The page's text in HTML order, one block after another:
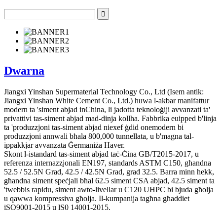
Dwarna
Jiangxi Yinshan Supermaterial Technology Co., Ltd (Isem antik:
Jiangxi Yinshan White Cement Co., Ltd.) huwa l-akbar manifattur
modern ta 'siment abjad inChina, li jadotta teknoloġiji avvanzati ta'
privattivi tas-siment abjad mad-dinja kollha. Fabbrika euipped b'linja
ta 'produzzjoni tas-siment abjad niexef ġdid onemodern bi
produzzjoni annwali bħala 800,000 tunnellata, u b'magna tal-
ippakkjar avvanzata Ġermaniża Haver.
Skont l-istandard tas-siment abjad taċ-Ċina GB/T2015-2017, u
referenza internazzjonali EN197, standards ASTM C150, għandna
52.5 / 52.5N Grad, 42.5 / 42.5N Grad, grad 32.5. Barra minn hekk,
għandna siment speċjali bħal 62.5 siment CSA abjad, 42.5 siment ta
'twebbis rapidu, siment awto-livellar u C120 UHPC bi bjuda għolja
u qawwa kompressiva għolja. Il-kumpanija tagħna għaddiet
iSO9001-2015 u lS0 14001-2015.